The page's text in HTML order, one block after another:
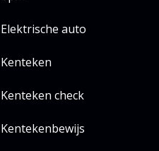
Elektrische auto
Kenteken
Kenteken check
Kentekenbewijs